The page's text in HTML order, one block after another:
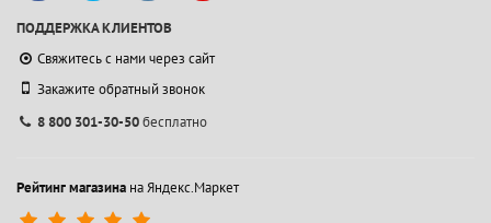
ПОДДЕРЖКА КЛИЕНТОВ
Свяжитесь с нами через сайт
Закажите обратный звонок
8 800 301-30-50бесплатно
Рейтинг магазина на Яндекс.Маркет